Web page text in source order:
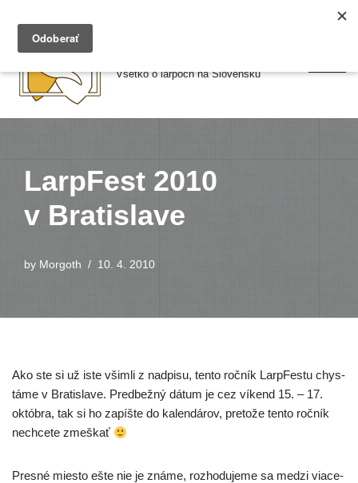
Preskočiť
Všetko o larpoch na Slovensku
LarpFest 2010
v Bratislave
by Morgoth 10. 4. 2010
Ako ste si už iste všim­li z nad­pi­su, ten­to roč­ník LarpFestu chys­
tá­me v Bratislave. Predbežný dátum je cez víkend 15. – 17.
októb­ra, tak si ho zapíš­te do kalen­dá­rov, pre­to­že ten­to roč­ník
nech­ce­te zmeškať
Presné mies­to ešte nie je zná­me, roz­ho­du­je­me sa medzi via­ce­